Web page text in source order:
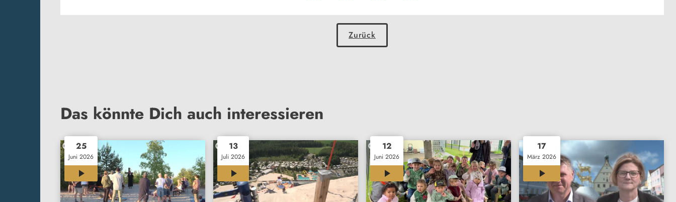
Zurück
Das könnte Dich auch interessieren
25
Juni 2026
00:31
13
Juli 2026
00:29
12
Juni 2026
03:31
17
März 2026
02:18